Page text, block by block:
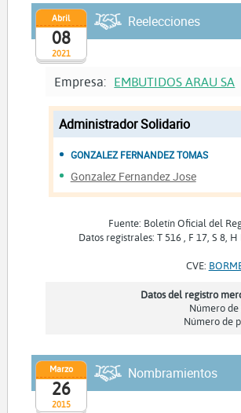
2021
Abril
08
Reelecciones
Empresa: EMBUTIDOS ARAU SA
Administrador Solidario
GONZALEZ FERNANDEZ TOMAS
Gonzalez Fernandez Jose
Fuente: Boletín Oficial del
Datos registrales: T 516 , F 17, S 8,
CVE:
Datos del registro
Número de
Número de
2015
Marzo
26
Nombramientos